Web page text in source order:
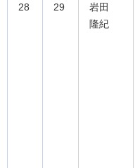
28 29
岩田
隆紀